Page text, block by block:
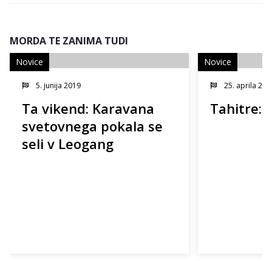
MORDA TE ZANIMA TUDI
5. junija 2019
Ta vikend: Karavana
svetovnega pokala se
seli v Leogang
Novice
25. aprila
Tahitre:
Novice